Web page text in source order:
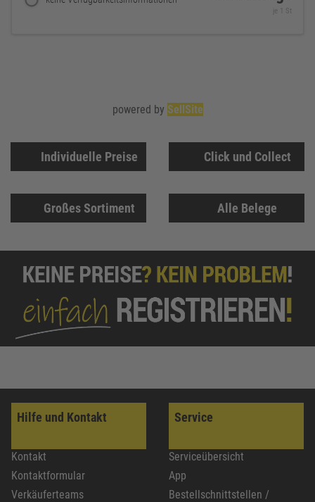
je 1 St
Individuelle Preise Click und Collect
Großes Sortiment Alle Belege
Hilfe und Kontakt
Kontakt
Kontaktformular
Verkäuferteams
Service
Serviceübersicht
App
Bestellschnittstellen /
powered by SellSite